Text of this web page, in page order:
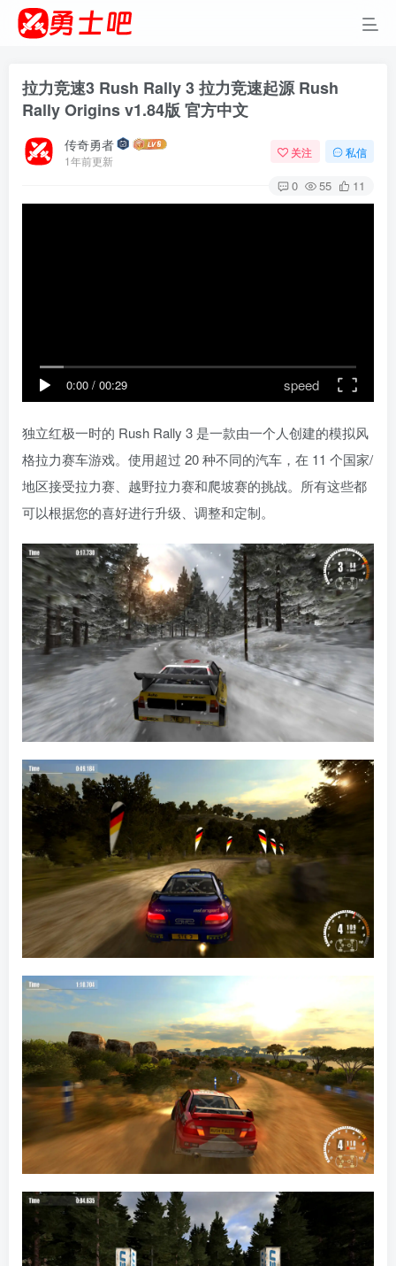
拉力竞速3 Rush Rally 3 拉力竞速起源 Rush
Rally Origins v1.84版 官方中文
传奇勇者
1年前更新
关注 私信
0 55 11
0:00 / 00:29 speed
独立红极一时的 Rush Rally 3 是一款由一个人创建的模拟风
格拉力赛车游戏。使用超过 20 种不同的汽车，在 11 个国家/
地区接受拉力赛、越野拉力赛和爬坡赛的挑战。所有这些都
可以根据您的喜好进行升级、调整和定制。